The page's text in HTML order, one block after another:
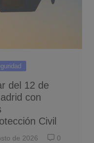
del 12 de
con
Civil
de 2026 0